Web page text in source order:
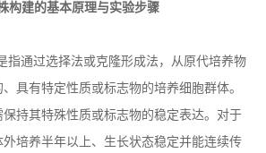
构建的基本原理与实验步骤
指通过选择法或克隆形成法，从原代培养物
具有特定性质或标志物的培养细胞群体。
持其特殊性质或标志物的稳定表达。对于
培养半年以上、生长状态稳定并能连续传